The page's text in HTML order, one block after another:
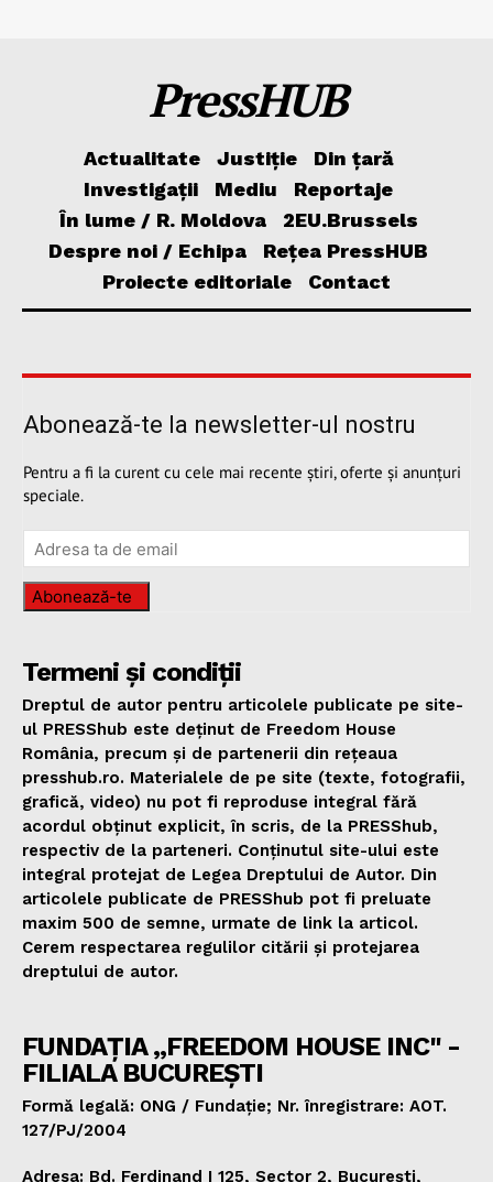
PressHUB
Actualitate Justiție
Din țară
Investigații
Mediu
Reportaje
În lume / R. Moldova
2EU.Brussels
Despre noi / Echipa
Rețea PressHUB
Proiecte editoriale
Contact
Abonează-te la newsletter-ul nostru
Pentru a fi la curent cu cele mai recente știri, oferte și anunțuri
speciale.
Abonează-te
Termeni și condiții
Dreptul de autor pentru articolele publicate pe site-
ul PRESShub este deținut de Freedom House
România, precum și de partenerii din rețeaua
presshub.ro. Materialele de pe site (texte, fotografii,
grafică, video) nu pot fi reproduse integral fără
acordul obținut explicit, în scris, de la PRESShub,
respectiv de la parteneri. Conținutul site-ului este
integral protejat de Legea Dreptului de Autor. Din
articolele publicate de PRESShub pot fi preluate
maxim 500 de semne, urmate de link la articol.
Cerem respectarea regulilor citării și protejarea
dreptului de autor.
FUNDAȚIA „FREEDOM HOUSE INC" -
FILIALA BUCUREȘTI
Formă legală: ONG / Fundație; Nr. înregistrare: AOT.
127/PJ/2004
Adresa: Bd. Ferdinand I 125, Sector 2, București,